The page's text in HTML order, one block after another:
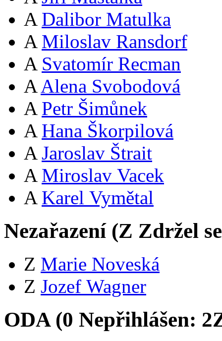
A Dalibor Matulka
A Miloslav Ransdorf
A Svatomír Recman
A Alena Svobodová
A Petr Šimůnek
A Hana Škorpilová
A Jaroslav Štrait
A Miroslav Vacek
A Karel Vymětal
Nezařazení (Z Zdržel
Z Marie Noveská
Z Jozef Wagner
ODA (0 Nepřihlášen: 2